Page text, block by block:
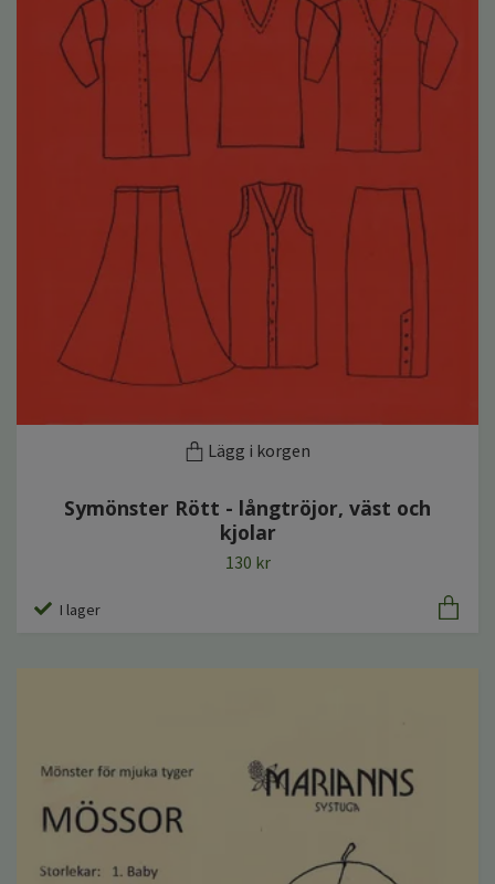
Lägg i korgen
Symönster Rött - långtröjor, väst och
kjolar
130 kr
I lager